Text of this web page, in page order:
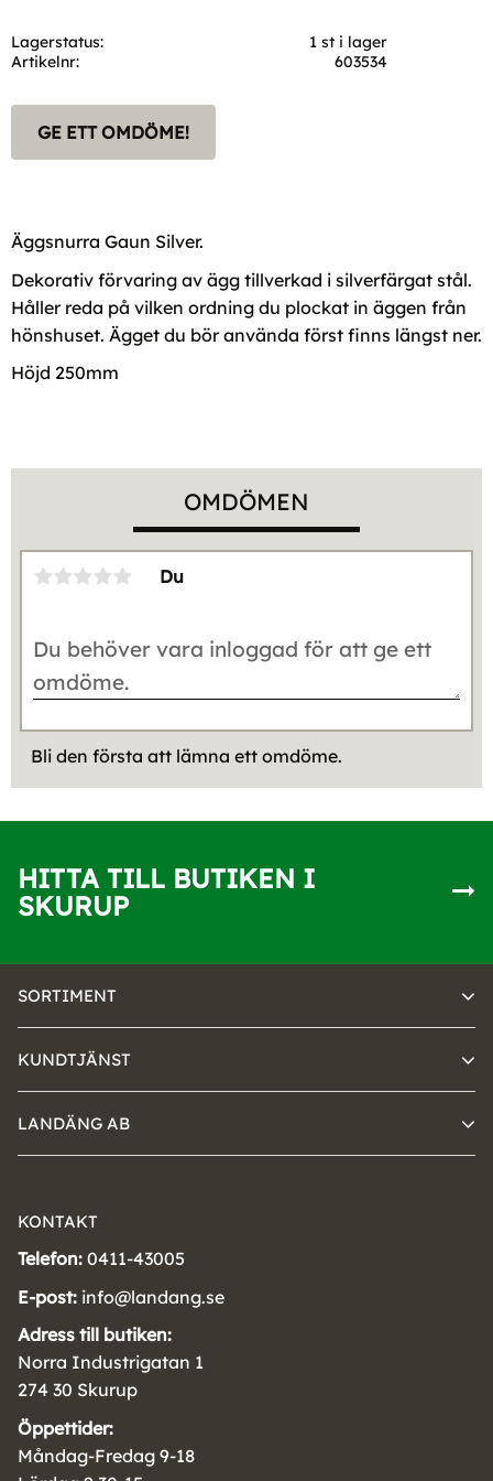
Lagerstatus
1 st i lager
Artikelnr
603534
GE ETT OMDÖME!
Äggsnurra Gaun Silver.
Dekorativ förvaring av ägg tillverkad i silverfärgat stål.
Håller reda på vilken ordning du plockat in äggen från
hönshuset. Ägget du bör använda först finns längst ner.
Höjd 250mm
OMDÖMEN
Du
Bli den första att lämna ett omdöme.
HITTA TILL BUTIKEN I
SKURUP
SORTIMENT
KUNDTJÄNST
LANDÄNG AB
KONTAKT
Telefon: 0411-43005
E-post: info@landang.se
Adress till butiken:
Norra Industrigatan 1
274 30 Skurup
Öppettider:
Måndag-Fredag 9-18